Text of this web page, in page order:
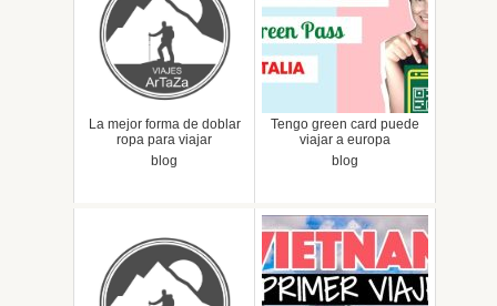
La mejor forma de doblar
ropa para viajar
blog
Tengo green card puede
viajar a europa
blog